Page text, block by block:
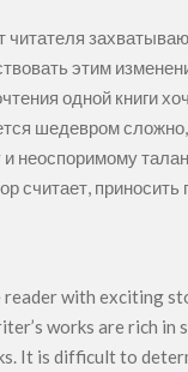
читателя
этим
одной книги
шедевром
неоспоримому
считает,
with exciting
works are rich in
It is difficult to